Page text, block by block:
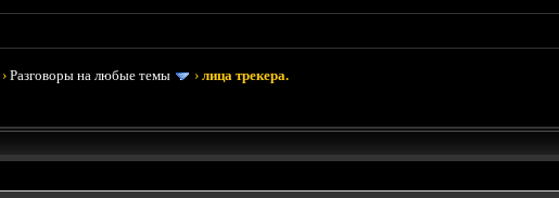
›Разговоры на любые темы ›лица трекера.